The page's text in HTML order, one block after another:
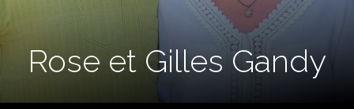
Rose et Gilles Gandy